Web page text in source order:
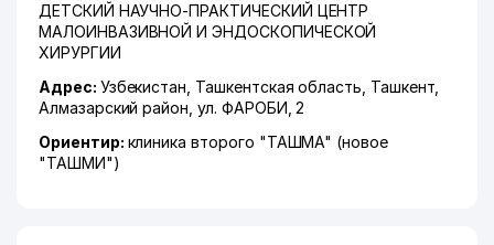
ДЕТСКИЙ НАУЧНО-ПРАКТИЧЕСКИЙ ЦЕНТР
МАЛОИНВАЗИВНОЙ И ЭНДОСКОПИЧЕСКОЙ
ХИРУРГИИ
Адрес: Узбекистан, Ташкентская область Ташкент,
Алмазарский район ,ул. ФАРОБИ , 2
Ориентир: клиника второго "ТАШМА" (новое
"ТАШМИ")